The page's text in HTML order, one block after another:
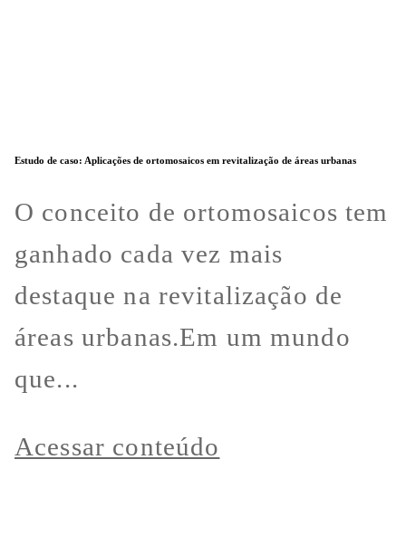
Estudo de caso: Aplicações de ortomosaicos em revitalização de áreas urbanas
O conceito de ortomosaicos tem
ganhado cada vez mais
destaque na revitalização de
áreas urbanas.Em um mundo
que...
Acessar conteúdo